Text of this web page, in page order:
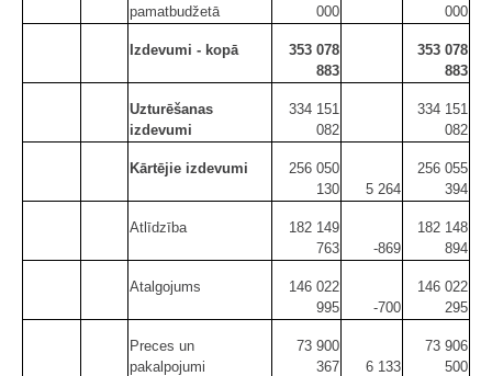
pamatbudžetā
000
000
Izdevumi - kopā
353 078
883
353 078
883
Uzturēšanas
izdevumi
334 151
082
334 151
082
Kārtējie izdevumi
256 050
130
5 264
256 055
394
Atlīdzība
182 149
763
-869
182 148
894
Atalgojums
146 022
995
-700
146 022
295
Preces un
pakalpojumi
73 900
367
6 133
73 906
500